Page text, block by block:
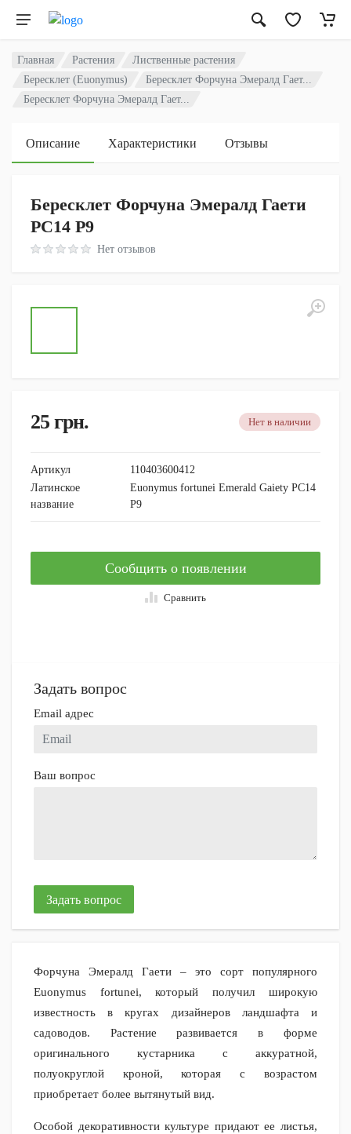
Главная Растения
Лиственные растения
Бересклет (Euonymus)
Бересклет Форчуна Эмералд Гает...
Бересклет Форчуна Эмералд Гает...
Описание Характеристики Отзывы
Бересклет Форчуна Эмералд Гаети
PC14 P9
Rating: 0 out of 5Нет отзывов
25 грн. Нет в наличии
Артикул
110403600412
Латинское
название
Euonymus fortunei Emerald Gaiety PC14
P9
Сообщить о появлении
Сравнить
Задать вопрос
Email адрес
Ваш вопрос
Задать вопрос
Форчуна Эмералд Гаети – это сорт популярного
Euonymus fortunei, который получил широкую
известность в кругах дизайнеров ландшафта и
садоводов. Растение развивается в форме
оригинального кустарника с аккуратной,
полуокруглой кроной, которая с возрастом
приобретает более вытянутый вид.
Особой декоративности культуре придают ее листья,